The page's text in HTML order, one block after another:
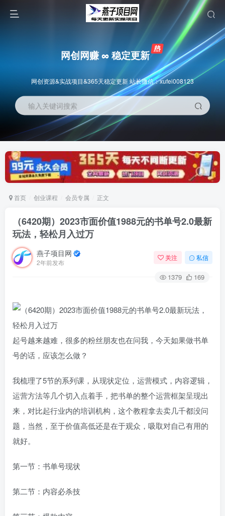
网创网赚 ∞ 稳定更新
网创资源&实战项目&365天稳定更新 站长微信：xufei008123
输入关键词搜索
首页 创业课程 会员专属 正文
（6420期）2023市面价值1988元的书单号2.0最新
玩法，轻松月入过万
燕子项目网
2年前发布
关注 私信
1379 169
起号越来越难，很多的粉丝朋友也在问我，今天如果做书单
号的话，应该怎么做？
我梳理了5节的系列课，从现状定位，运营模式，内容逻辑，
运营方法等几个切入点着手，把书单的整个运营框架呈现出
来，对比起行业内的培训机构，这个教程拿去卖几千都没问
题，当然，至于价值高低还是在于观众，吸取对自己有用的
就好。
第一节：书单号现状
第二节：内容必杀技